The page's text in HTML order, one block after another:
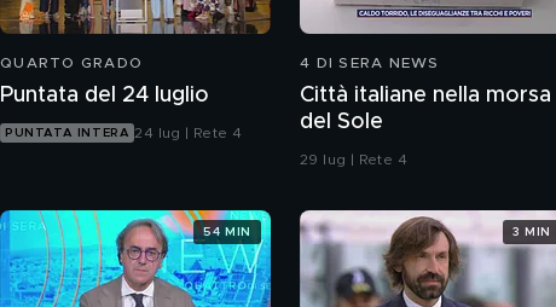
QUARTO GRADO
Puntata del 24 luglio
PUNTATA INTERA 24 lug | Rete 4
4 DI SERA NEWS
Città italiane nella morsa
del Sole
29 lug | Rete 4
54 MIN 3 MIN